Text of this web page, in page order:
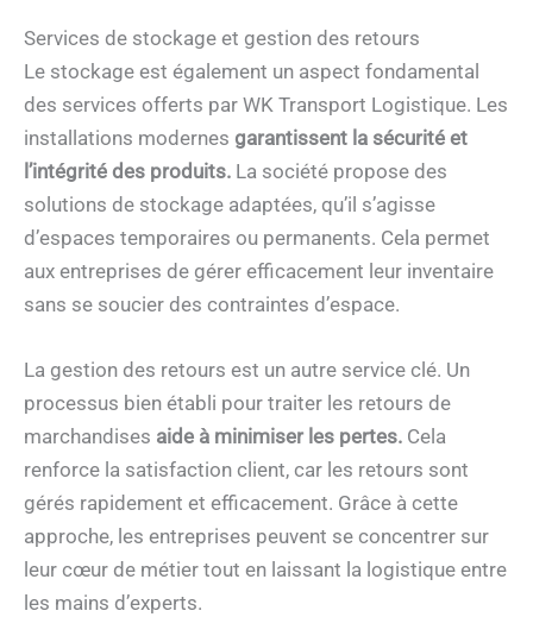
Services de stockage et gestion des retours
Le stockage est également un aspect fondamental
des services offerts par WK Transport Logistique. Les
installations modernes garantissent la sécurité et
l’intégrité des produits. La société propose des
solutions de stockage adaptées, qu’il s’agisse
d’espaces temporaires ou permanents. Cela permet
aux entreprises de gérer efficacement leur inventaire
sans se soucier des contraintes d’espace.
La gestion des retours est un autre service clé. Un
processus bien établi pour traiter les retours de
marchandises aide à minimiser les pertes. Cela
renforce la satisfaction client, car les retours sont
gérés rapidement et efficacement. Grâce à cette
approche, les entreprises peuvent se concentrer sur
leur cœur de métier tout en laissant la logistique entre
les mains d’experts.